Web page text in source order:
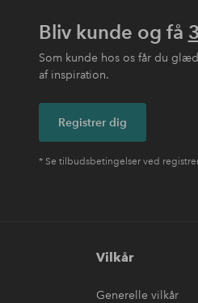
Bliv kunde og få
Som kunde hos os får du
af inspiration.
Registrer dig
* Se tilbudsbetingelser ved
Vilkår
Generelle vilkår